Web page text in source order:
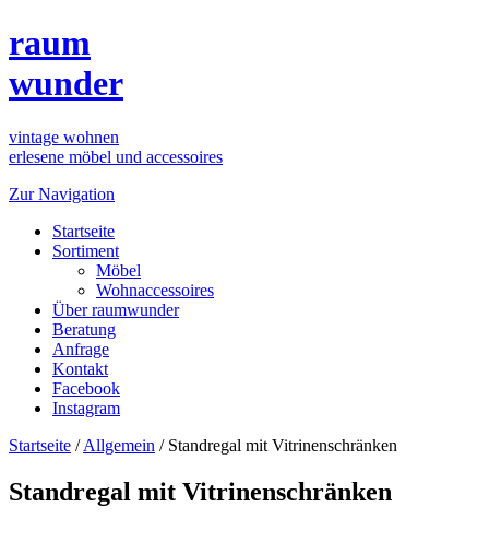
raum
wunder
vintage wohnen
erlesene möbel und accessoires
Zur Navigation
Startseite
Sortiment
Möbel
Wohnaccessoires
Über raumwunder
Beratung
Anfrage
Kontakt
Facebook
Instagram
Startseite /Allgemein / Standregal mit Vitrinenschränken
Standregal mit Vitrinenschränken